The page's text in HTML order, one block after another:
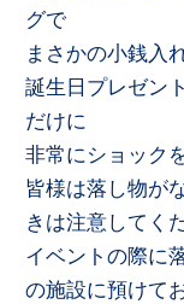
グで
まさかの小銭入
誕生日プレゼン
だけに
非常にショック
皆様は落し物が
きは注意してく
イベントの際に
の施設に預けて